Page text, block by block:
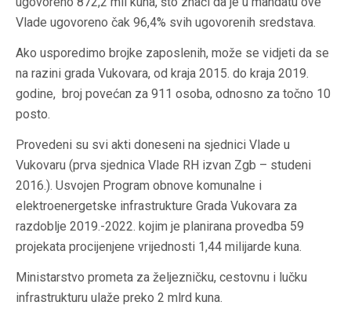
Vlade ugovoreno čak 96,4% svih ugovorenih sredstava.
Ako usporedimo brojke zaposlenih, može se vidjeti da se
na razini grada Vukovara, od kraja 2015. do kraja 2019.
godine, broj povećan za 911 osoba, odnosno za točno 10
posto.
Provedeni su svi akti doneseni na sjednici Vlade u
Vukovaru (prva sjednica Vlade RH izvan Zgb – studeni
2016.). Usvojen Program obnove komunalne i
elektroenergetske infrastrukture Grada Vukovara za
razdoblje 2019.-2022. kojim je planirana provedba 59
projekata procijenjene vrijednosti 1,44 milijarde kuna.
Ministarstvo prometa za željezničku, cestovnu i lučku
infrastrukturu ulaže preko 2 mlrd kuna.